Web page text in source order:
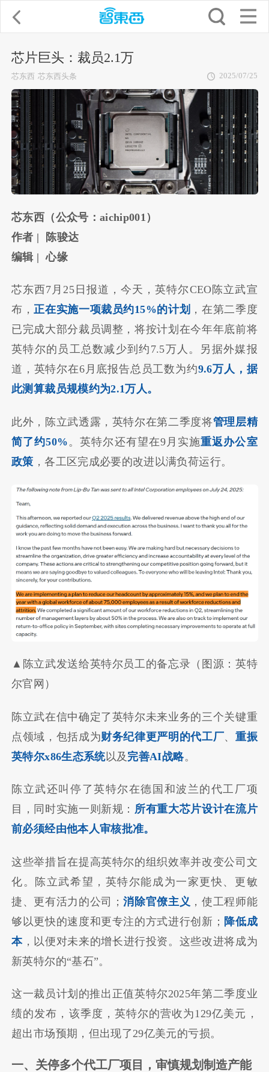
芯片巨头：裁员2.1万
芯东西 芯东西头条 2025/07/25
芯东西（公众号：aichip001）
作者 | 陈骏达
编辑 | 心缘
芯东西7月25日报道，今天，英特尔CEO陈立武宣
布，正在实施一项裁员约15%的计划 ，在第二季度
已完成大部分裁员调整，将按计划在今年年底前将
英特尔的员工总数减少到约7.5万人。另据外媒报
道，英特尔在6月底报告总员工数为约9.6万人，据
此测算裁员规模约为2.1万人。
此外，陈立武透露，英特尔在第二季度将管理层精
简了约50% 。英特尔还有望在9月实施重返办公室
政策 ，各工区完成必要的改进以满负荷运行。
▲陈立武发送给英特尔员工的备忘录（图源：英特
尔官网）
陈立武在信中确定了英特尔未来业务的三个关键重
点领域，包括成为财务纪律更严明的代工厂、 重振
英特尔x86生态系统以及 完善AI战略。
陈立武还叫停了英特尔在德国和波兰的代工厂项
目，同时实施一则新规： 所有重大芯片设计在流片
前必须经由他本人审核批准。
这些举措旨在提高英特尔的组织效率并改变公司文
化。陈立武希望，英特尔能成为一家更快、更敏
捷、更有活力的公司；消除官僚主义 ，使工程师能
够以更快的速度和更专注的方式进行创新； 降低成
本，以便对未来的增长进行投资。这些改进将成为
新英特尔的“基石”。
这一裁员计划的推出正值英特尔2025年第二季度业
绩的发布，该季度，英特尔的营收为129亿美元，
超出市场预期，但出现了29亿美元的亏损。
一、关停多个代工厂项目，审慎规划制造产能